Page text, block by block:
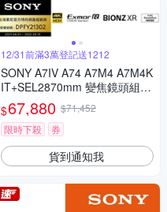
12/31前滿3萬登記送1212
SONY A7IV A74 A7M4 A7M4K
IT+SEL2870mm 變焦鏡頭組
(公司貨)
$67,880 $71,452
限時下殺
券
貨到通知我